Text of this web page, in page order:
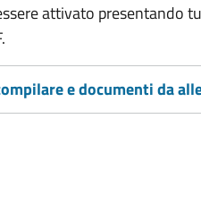
attivato presentando
e documenti da